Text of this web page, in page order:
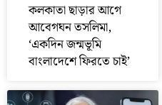
কলকাতা ছাড়ার আগে
আবেগঘন তসলিমা,
‘একদিন জন্মভূমি
বাংলাদেশে ফিরতে চাই’